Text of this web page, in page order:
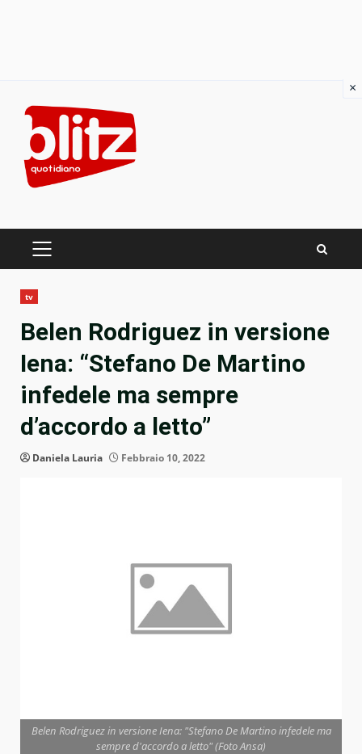
content
PRIMARY
tv
Belen Rodriguez in versione
Iena: “Stefano De Martino
infedele ma sempre
d’accordo a letto”
Daniela Lauria Febbraio 10, 2022
Belen Rodriguez in versione Iena: "Stefano De Martino infedele ma
sempre d'accordo a letto" (Foto Ansa)
×